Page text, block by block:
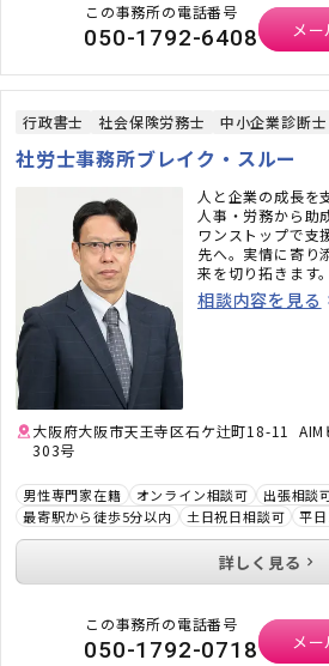
この事務所の電話番号
050-1792-6408 メー
行政書士 社会保険労務士 中小企業診断士
社労士事務所ブレイク・スルー
人と企業の成長を
人事・労務から助
ワンストップで支
先へ。実情に寄り
来を切り拓きます。
相談内容を見る
大阪府大阪市天王寺区石ケ辻町18-11 AIM
303号
男性専門家在籍 オンライン相談可 出張相談
最寄駅から徒歩5分以内
土日祝日相談可 平
詳しく見る
この事務所の電話番号
050-1792-0718 メー